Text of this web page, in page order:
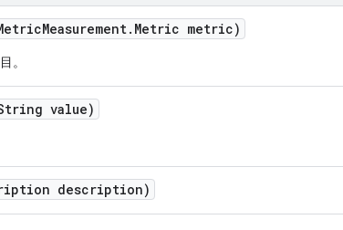
Measurement. Metric metric)
。
value)
description)